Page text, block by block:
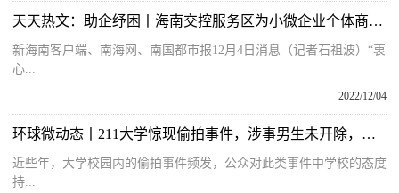
天天热文：助企纾困丨海南交控服务区为小微企业个体商户减免租金166万元
新海南客户端、南海网、南国都市报12月4日消息（记者石祖波）“衷
心...
2022/12/04
环球微动态丨211大学惊现偷拍事件，涉事男生未开除，受害女生喊冤屈
近些年，大学校园内的偷拍事件频发，公众对此类事件中学校的态度
持...